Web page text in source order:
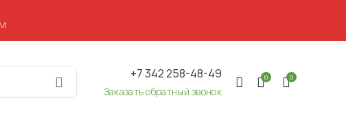
+7 342 258-48-49
Заказать обратный звонок
0 0